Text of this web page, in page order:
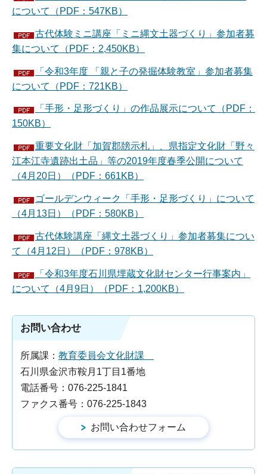
について（PDF：547KB）
古代体験ミニ講座「ミニ縄文土器づくり」参加者募
集について（PDF：2,450KB）
「令和3年度 「親と子の発掘体験教室」参加者募集
について（PDF：721KB）
「手形・足形づくり」の作品展示について（PDF：
150KB）
重要文化財「加賀郡牓示札」、県指定文化財「野々
江本江寺遺跡出土品」等の2019年度春季公開について
（4月20日）（PDF：661KB）
ゴールデンウィーク「手形・足形づくり」について
（4月13日）（PDF：580KB）
古代体験講座「縄文土器づくり」参加者募集につい
て（4月12日）（PDF：978KB）
「令和3年度石川県埋蔵文化財センター行事案内」
について（4月9日）（PDF：1,200KB）
お問い合わせ
所属課： 教育委員会文化財課
石川県金沢市鞍月1丁目1番地
電話番号：076-225-1841
ファクス番号：076-225-1843